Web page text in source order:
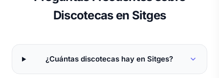
Discotecas en Sitges
¿Cuántas discotecas hay en Sitges?